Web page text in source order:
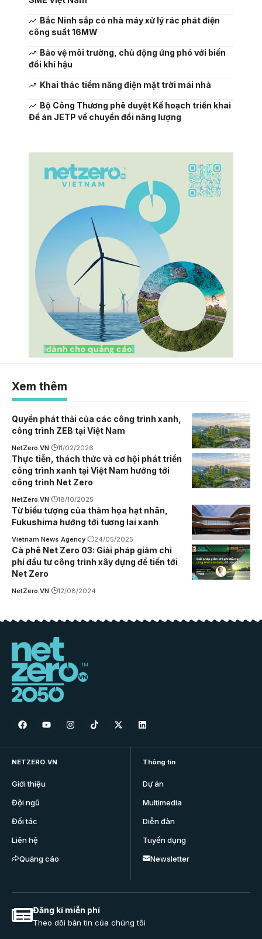
Bắc Ninh sắp có nhà máy xử lý rác phát điện
công suất 16MW
Bảo vệ môi trường, chủ động ứng phó với biến
đổi khí hậu
Khai thác tiềm năng điện mặt trời mái nhà
Bộ Công Thương phê duyệt Kế hoạch triển khai
Đề án JETP về chuyển đổi năng lượng
Xem thêm
Quyền phát thải của các công trình xanh,
công trình ZEB tại Việt Nam
NetZero.VN 11/02/2026
Thực tiễn, thách thức và cơ hội phát triển
công trình xanh tại Việt Nam hướng tới
công trình Net Zero
NetZero.VN 18/10/2025
Từ biểu tượng của thảm họa hạt nhân,
Fukushima hướng tới tương lai xanh
Vietnam News Agency 24/05/2025
Cà phê Net Zero 03: Giải pháp giảm chi
phí đầu tư công trình xây dựng để tiến tới
Net Zero
NetZero.VN 12/08/2024
NETZERO.VN
Giới thiệu
Đội ngũ
Đối tác
Liên hệ
Quảng cáo
Thông tin
Dự án
Multimedia
Diễn đàn
Tuyển dụng
Newsletter
Đăng kí miễn phí
Theo dõi bản tin của chúng tôi